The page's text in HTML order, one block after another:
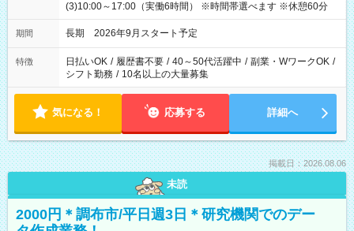
(3)10:00～17:00（実働6時間） ※時間帯選べます ※休憩60分
期間 長期 2026年9月スタート予定
特徴 日払いOK / 履歴書不要 / 40～50代活躍中 / 副業・WワークOK /
シフト勤務 / 10名以上の大量募集
気になる！ 応募する 詳細へ
掲載日：2026.08.06
未読
2000円＊調布市/平日週3日＊研究機関でのデー